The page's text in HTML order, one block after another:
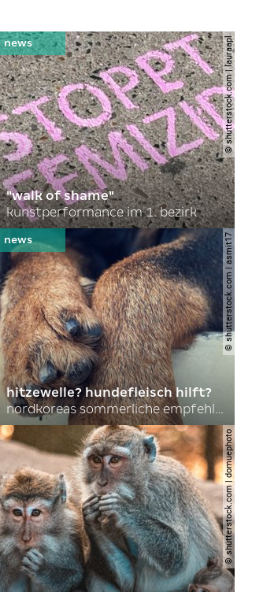
© shutterstock.com | lauraapl
"walk of shame"
kunstperformance im 1. bezirk
© shutterstock.com | asmit17
hitzewelle? hundefleisch hilft?
nordkoreas sommerliche empfehlungen
© shutterstock.com | domuephoto